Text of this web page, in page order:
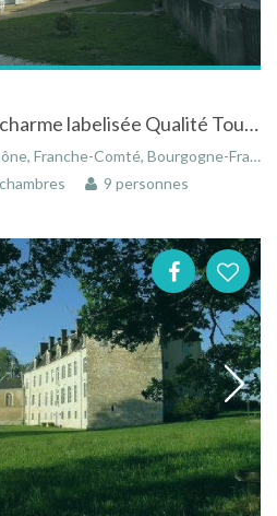
Une maison d'hôtes de charme labelisée Qualité Tourisme
Comté, Bourgogne-Franche-Comté, France
9 personnes